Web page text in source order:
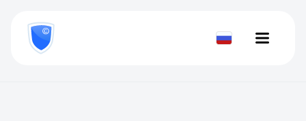
800
777-
81-Проверить